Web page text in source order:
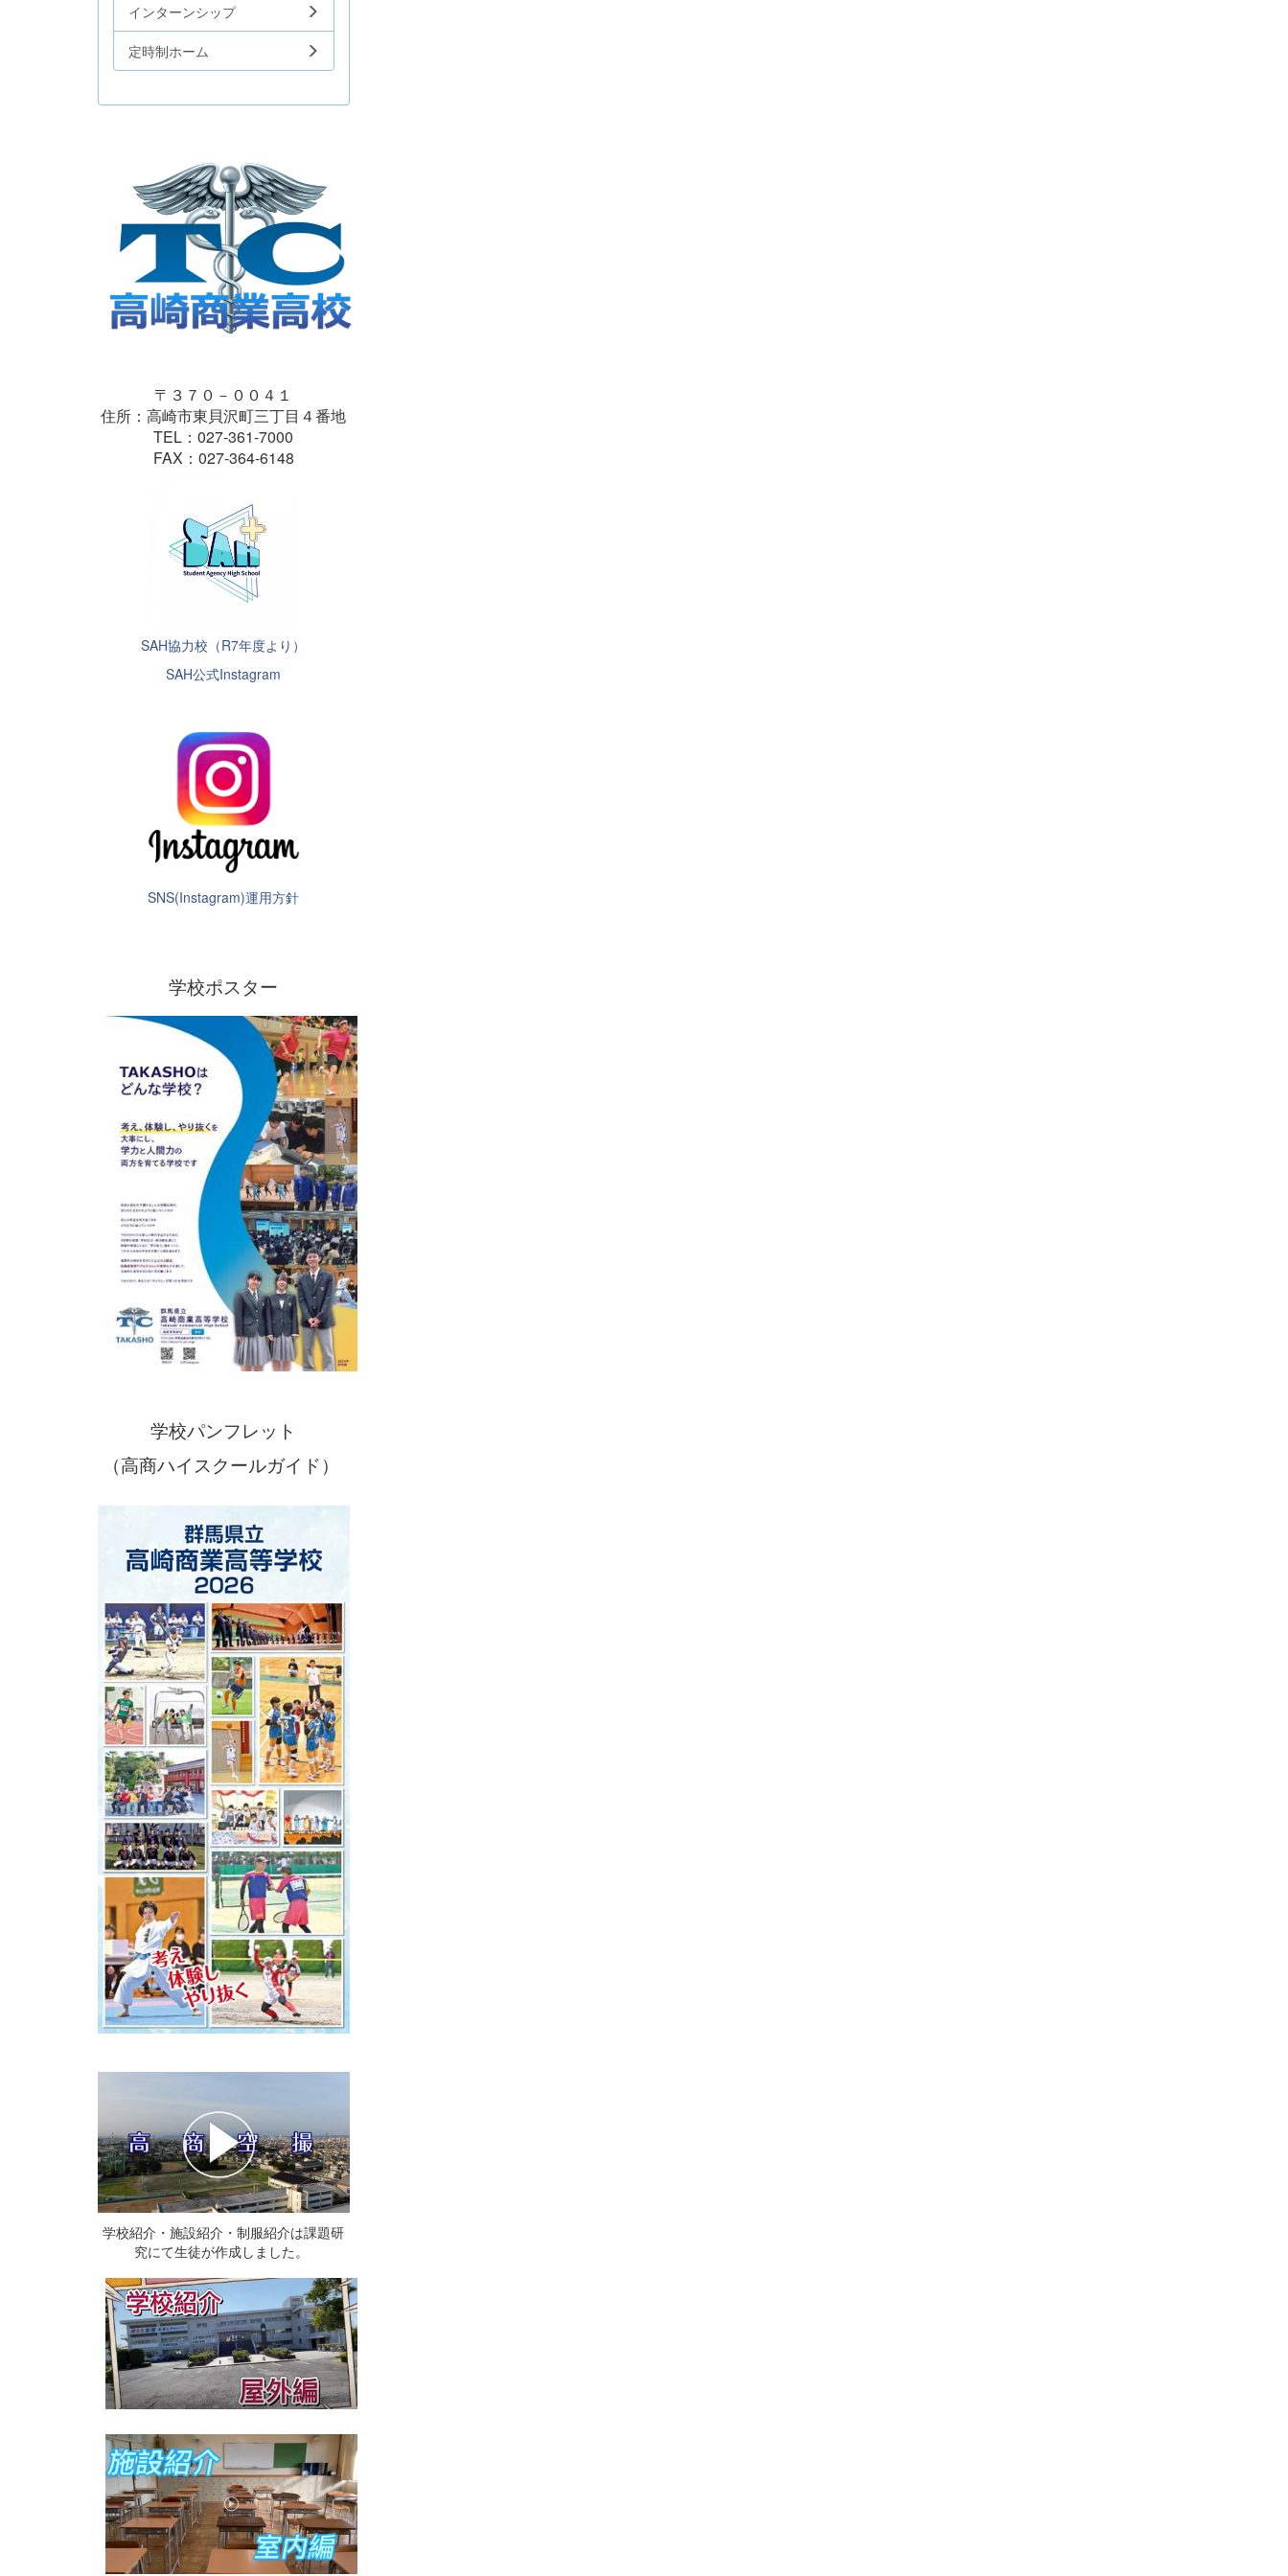
インターンシップ
定時制ホーム
〒３７０－００４１
住所：高崎市東貝沢町三丁目４番地
TEL：027-361-7000
FAX：027-364-6148
SAH協力校（R7年度より）
SAH公式Instagram
SNS(Instagram)運用方針
学校ポスター
学校パンフレット
（高商ハイスクールガイド）
学校紹介・施設紹介・制服紹介は課題研
究にて生徒が作成しました。